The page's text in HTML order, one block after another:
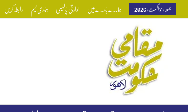
جمعہ, 7 اگست, 2026 ہمارے بارے میں ادارتی پالیسی ہماری ٹیم رابطہ کریں